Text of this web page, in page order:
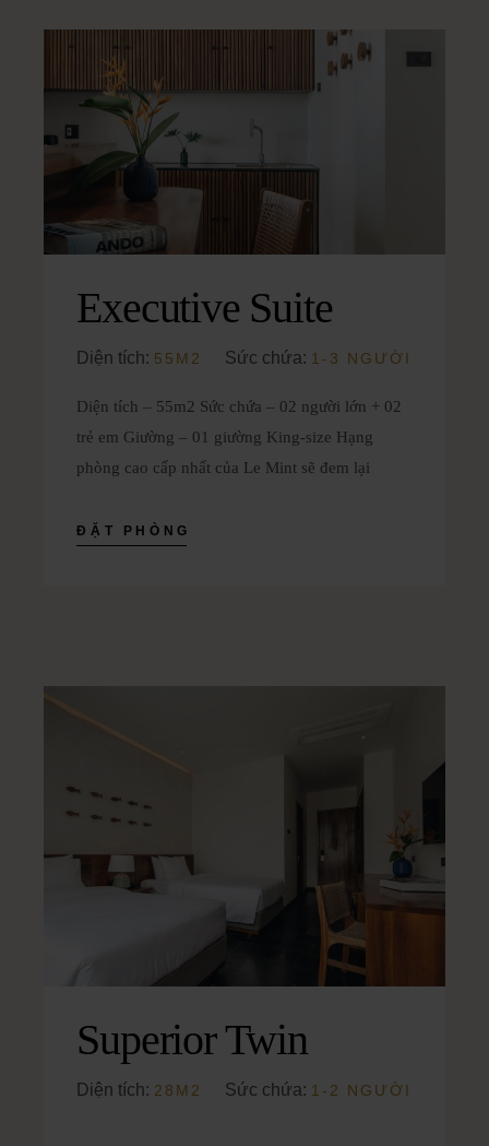
Executive Suite
Diện tích: 55M2 Sức chứa: 1-3 NGƯỜI
Diện tích – 55m2 Sức chứa – 02 người lớn + 02
trẻ em Giường – 01 giường King-size Hạng
phòng cao cấp nhất của Le Mint sẽ đem lại
ĐẶT PHÒNG
Superior Twin
Diện tích: 28M2 Sức chứa: 1-2 NGƯỜI